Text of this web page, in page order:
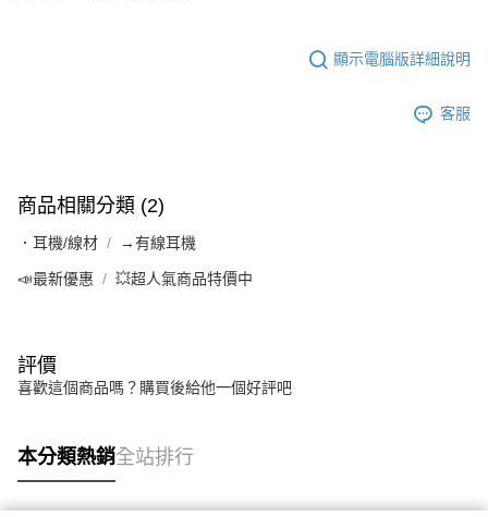
顯示電腦版詳細說明
客服
商品相關分類 (2)
．耳機/線材 →有線耳機
📣最新優惠 💥超人氣商品特價中
評價
喜歡這個商品嗎？購買後給他一個好評吧
本分類熱銷全站排行